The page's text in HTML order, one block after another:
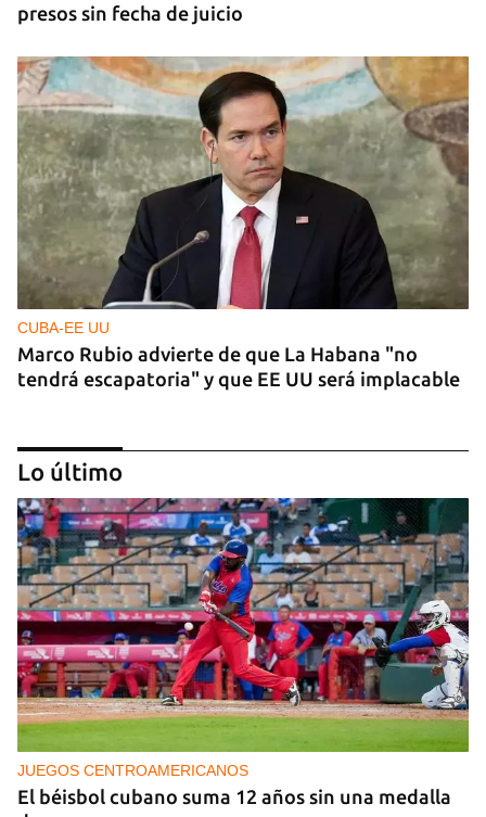
presos sin fecha de juicio
CUBA-EE UU
Marco Rubio advierte de que La Habana "no
tendrá escapatoria" y que EE UU será implacable
PODCAST
Cafecito informativo del viernes 7 de agosto de
2026
Lo último
JUEGOS CENTROAMERICANOS
El béisbol cubano suma 12 años sin una medalla